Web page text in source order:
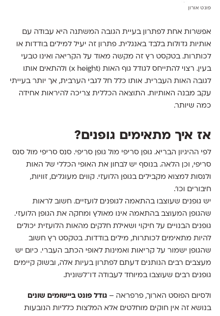
פונט אורון
אפשרות אחת לפתרון בעיית הגובה המשתנה היא עבודה עם
אותיות גדולות בלבד באנגלית. פתרון זה יעיל למילים בודדות או
לכותרות. בטקסט רץ זה מקשה מאוד על הקריאה ואינו טבעי
בעין. רצוי להתייחס לגודל גוף האות (x height) ולהתאים אותו
לגובה האות העברית. אותו כלל חל לגבי הערבית, אך יותר בעייתי
עקב מבנה האותיות. התוצאה הכללית צריכה להיראות אחידה
כמה שיותר.
אז איך מתאימים גופנים?
לפי ההיגיון הבריא. גופן סריפי מול גופן סריפי. סנס סריפי מול סנס
סריפי, וכן הלאה. בנוסף יש לבחון את האופי הכללי של האות
ולנסות למצוא מקבילים בגופן הלועזי. קווים מעוגלים, זוויות,
חיבורים וכו'.
יש גופנים שעוצבו בהתאמה לגופנים לועזיים. חשוב לראות
שהגופן המעוצב בהתאמה אינו מאולץ ומחקה את הגופן הלועזי.
גופנים הבנויים על חיקוי ושאילת חלקים מהאות הלועזית יכולים
להיות מתאימים לכותרות, מילים בודדות. בטקסט רץ חשוב
שהגופן ישמור על קריאות ואמינות לאופי הכתב העברי. כיום יש
מעצבים רבים הנותנים דעתם לפתרון בעיות אלה, ובשוק קיימים
גופנים רבים שעוצבו במיוחד לעבודה דו־לשונית.
ולסיום הפוסט הארוך, פרפראה – גודל פונט ביישומים שונים
בנושא זה אין חוקים מוחלטים אלא המלצות כלליות הנובעות